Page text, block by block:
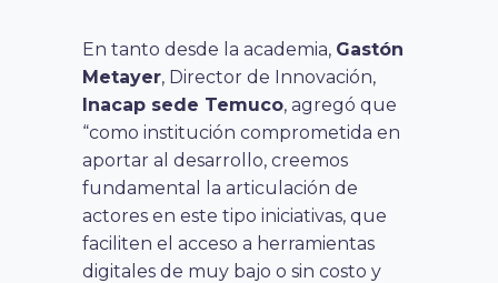
En tanto desde la academia, Gastón
Metayer, Director de Innovación,
Inacap sede Temuco, agregó que
“como institución comprometida en
aportar al desarrollo, creemos
fundamental la articulación de
actores en este tipo iniciativas, que
faciliten el acceso a herramientas
digitales de muy bajo o sin costo y